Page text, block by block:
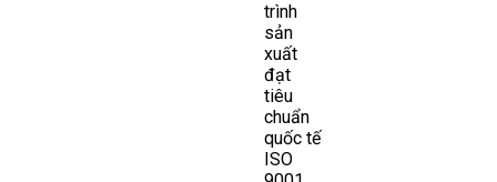
trình
sản
xuất
đạt
tiêu
chuẩn
quốc tế
ISO